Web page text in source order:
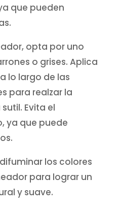
que pueden
opta por uno
o grises. Aplica
lo largo de las
para realzar la
Evita el
ya que puede
los colores
para lograr un
y suave.